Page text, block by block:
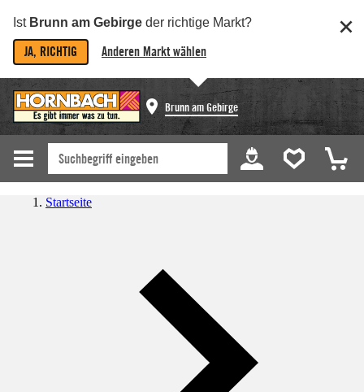
Ist Brunn am Gebirge der richtige Markt?
JA, RICHTIG Anderen Markt wählen
Brunn am Gebirge
Startseite